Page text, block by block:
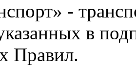
-
в
Правил.